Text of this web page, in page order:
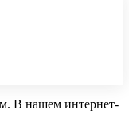
В нашем интернет-